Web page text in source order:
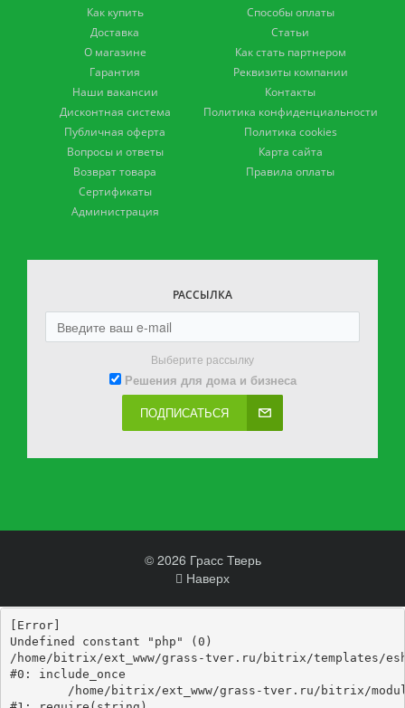
Как купить
Доставка
О магазине
Гарантия
Наши вакансии
Дисконтная система
Публичная оферта
Вопросы и ответы
Возврат товара
Сертификаты
Администрация
Способы оплаты
Статьи
Как стать партнером
Реквизиты компании
Контакты
Политика конфиденциальности
Политика cookies
Карта сайта
Правила оплаты
РАССЫЛКА
Выберите рассылку
Решения для дома и бизнеса
ПОДПИСАТЬСЯ
© 2026 Грасс Тверь
Наверх
[Error]
Undefined constant "php" (0)
/home/bitrix/ext_www/grass-tver.ru/bitrix/templates/
#0: include_once